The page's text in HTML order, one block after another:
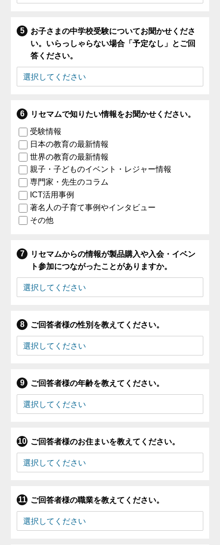
お子さまの中学校受験についてお聞かせくださ
い。いらっしゃらない場合「予定なし」とご回
答ください。
リセマムで知りたい情報をお聞かせください。
受験情報
日本の教育の最新情報
世界の教育の最新情報
親子・子どものイベント・レジャー情報
専門家・先生のコラム
ICT活用事例
著名人の子育て事例やインタビュー
その他
リセマムからの情報が製品購入や入会・イベン
ト参加につながったことがありますか。
ご回答者様の性別を教えてください。
ご回答者様の年齢を教えてください。
ご回答者様のお住まいを教えてください。
ご回答者様の職業を教えてください。